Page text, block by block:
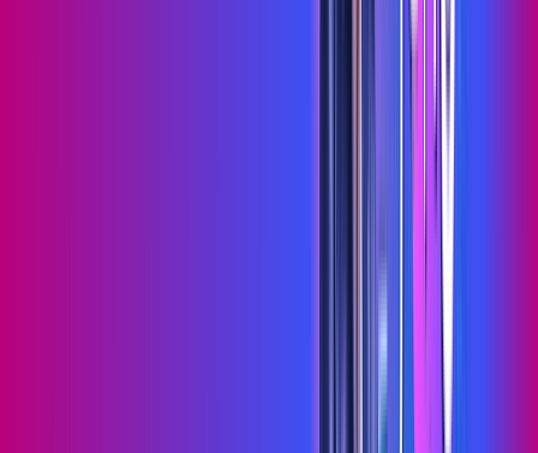
Wi-fi de alta performance para curtir e compartilhar à vontade